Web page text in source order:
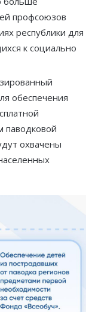
профсоюзов
республики для
к социально
обеспечения
охвачены